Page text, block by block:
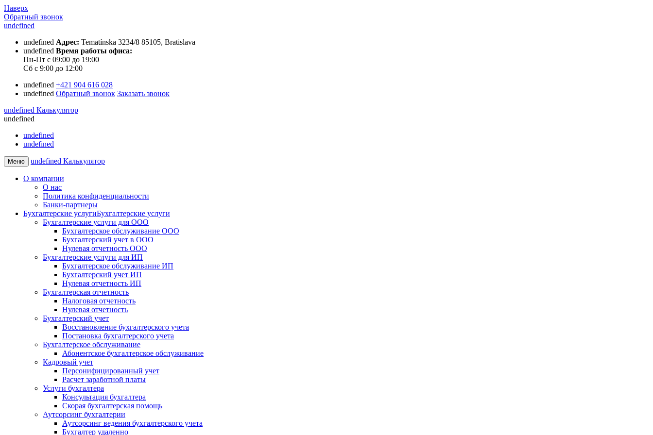
Наверх
Обратный звонок
undefined
undefined Адрес: Tematínska 3234/8 85105, Bratislava
undefined Время работы офиса:
Пн-Пт с 09:00 до 19:00
Сб с 9:00 до 12:00
undefined +421 904 616 028
undefined Обратный звонок Заказать звонок
undefined Калькулятор
undefined
undefined
undefined
Меню undefined Калькулятор
О компании
О нас
Политика конфиденциальности
Банки-партнеры
Бухгалтерские услугиБухгалтерские услуги
Бухгалтерские услуги для ООО
Бухгалтерское обслуживание ООО
Бухгалтерский учет в ООО
Нулевая отчетность ООО
Бухгалтерские услуги для ИП
Бухгалтерское обслуживание ИП
Бухгалтерский учет ИП
Нулевая отчетность ИП
Бухгалтерская отчетность
Налоговая отчетность
Нулевая отчетность
Бухгалтерский учет
Восстановление бухгалтерского учета
Постановка бухгалтерского учета
Бухгалтерское обслуживание
Абонентское бухгалтерское обслуживание
Кадровый учет
Персонифицированный учет
Расчет заработной платы
Услуги бухгалтера
Консультация бухгалтера
Скорая бухгалтерская помощь
Аутсорсинг бухгалтерии
Аутсорсинг ведения бухгалтерского учета
Бухгалтер удаленно